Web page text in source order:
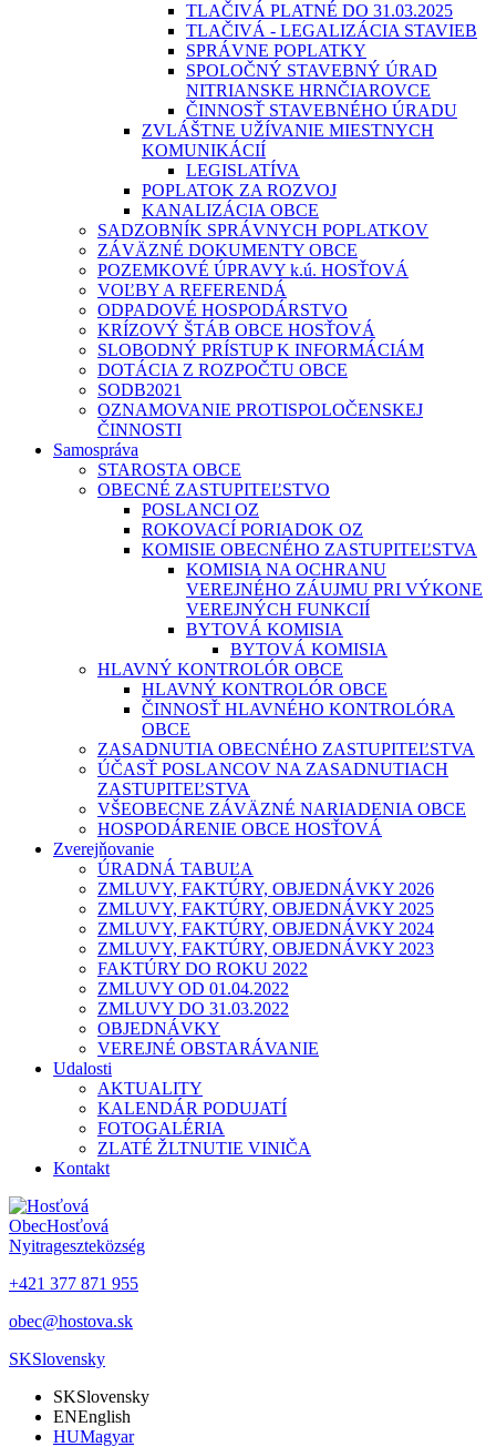
TLAČIVÁ PLATNÉ DO 31.03.2025
TLAČIVÁ - LEGALIZÁCIA STAVIEB
SPRÁVNE POPLATKY
SPOLOČNÝ STAVEBNÝ ÚRAD
NITRIANSKE HRNČIAROVCE
ČINNOSŤ STAVEBNÉHO ÚRADU
ZVLÁŠTNE UŽÍVANIE MIESTNYCH
KOMUNIKÁCIÍ
LEGISLATÍVA
POPLATOK ZA ROZVOJ
KANALIZÁCIA OBCE
SADZOBNÍK SPRÁVNYCH POPLATKOV
ZÁVÄZNÉ DOKUMENTY OBCE
POZEMKOVÉ ÚPRAVY k.ú. HOSŤOVÁ
VOĽBY A REFERENDÁ
ODPADOVÉ HOSPODÁRSTVO
KRÍZOVÝ ŠTÁB OBCE HOSŤOVÁ
SLOBODNÝ PRÍSTUP K INFORMÁCIÁM
DOTÁCIA Z ROZPOČTU OBCE
SODB2021
OZNAMOVANIE PROTISPOLOČENSKEJ
ČINNOSTI
Samospráva
STAROSTA OBCE
OBECNÉ ZASTUPITEĽSTVO
POSLANCI OZ
ROKOVACÍ PORIADOK OZ
KOMISIE OBECNÉHO ZASTUPITEĽSTVA
KOMISIA NA OCHRANU
VEREJNÉHO ZÁUJMU PRI VÝKONE
VEREJNÝCH FUNKCIÍ
BYTOVÁ KOMISIA
BYTOVÁ KOMISIA
HLAVNÝ KONTROLÓR OBCE
HLAVNÝ KONTROLÓR OBCE
ČINNOSŤ HLAVNÉHO KONTROLÓRA
OBCE
ZASADNUTIA OBECNÉHO ZASTUPITEĽSTVA
ÚČASŤ POSLANCOV NA ZASADNUTIACH
ZASTUPITEĽSTVA
VŠEOBECNE ZÁVÄZNÉ NARIADENIA OBCE
HOSPODÁRENIE OBCE HOSŤOVÁ
Zverejňovanie
ÚRADNÁ TABUĽA
ZMLUVY, FAKTÚRY, OBJEDNÁVKY 2026
ZMLUVY, FAKTÚRY, OBJEDNÁVKY 2025
ZMLUVY, FAKTÚRY, OBJEDNÁVKY 2024
ZMLUVY, FAKTÚRY, OBJEDNÁVKY 2023
FAKTÚRY DO ROKU 2022
ZMLUVY OD 01.04.2022
ZMLUVY DO 31.03.2022
OBJEDNÁVKY
VEREJNÉ OBSTARÁVANIE
Udalosti
AKTUALITY
KALENDÁR PODUJATÍ
FOTOGALÉRIA
ZLATÉ ŽLTNUTIE VINIČA
Kontakt
ObecHosťová
Nyitrageszteközség
+421 377 871 955
obec@hostova.sk
SKSlovensky
SKSlovensky
ENEnglish
HUMagyar